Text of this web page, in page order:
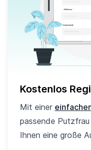
Kostenlos
Mit einer
passende
Ihnen eine große